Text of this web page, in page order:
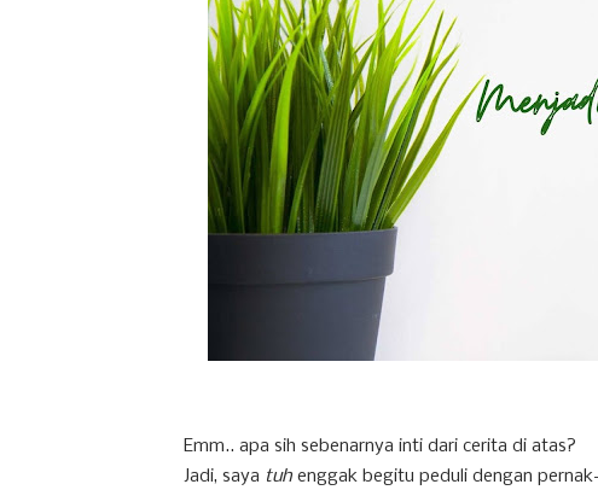
Emm.. apa sih sebenarnya inti dari cerita di atas?
Jadi, saya tuh enggak begitu peduli dengan